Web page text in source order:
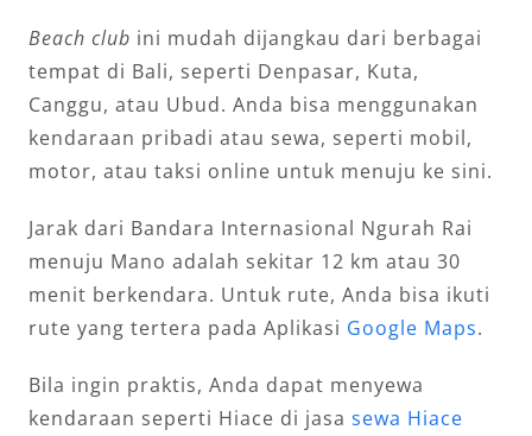
Beach club ini mudah dijangkau dari berbagai
tempat di Bali, seperti Denpasar, Kuta,
Canggu, atau Ubud. Anda bisa menggunakan
kendaraan pribadi atau sewa, seperti mobil,
motor, atau taksi online untuk menuju ke sini.
Jarak dari Bandara Internasional Ngurah Rai
menuju Mano adalah sekitar 12 km atau 30
menit berkendara. Untuk rute, Anda bisa ikuti
rute yang tertera pada Aplikasi Google Maps.
Bila ingin praktis, Anda dapat menyewa
kendaraan seperti Hiace di jasa sewa Hiace